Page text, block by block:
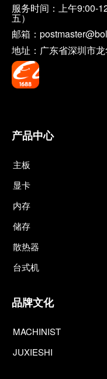
服务时间：上午9:00-
五）
邮箱：
地址：广东省深圳市
产品中心
主板
显卡
内存
储存
散热器
台式机
品牌文化
MACHINIST
JUXIESHI